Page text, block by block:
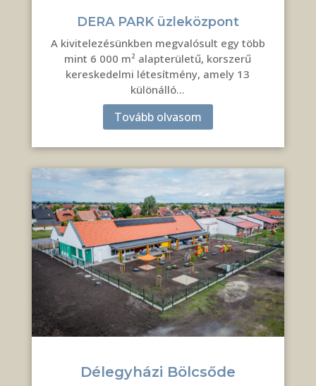
DERA PARK üzleközpont
A kivitelezésünkben megvalósult egy több
mint 6 000 m² alapterületű, korszerű
kereskedelmi létesítmény, amely 13
különálló…
Tovább olvasom
Délegyházi Bölcsőde